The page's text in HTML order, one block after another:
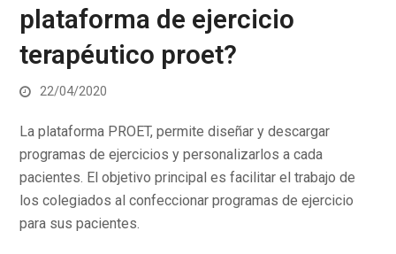
plataforma de ejercicio
terapéutico proet?
22/04/2020
La plataforma PROET, permite diseñar y descargar
programas de ejercicios y personalizarlos a cada
pacientes. El objetivo principal es facilitar el trabajo de
los colegiados al confeccionar programas de ejercicio
para sus pacientes.